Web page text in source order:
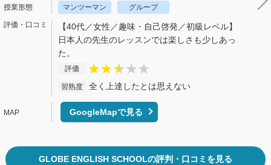
マンツーマン グループ
【40代／女性／趣味・自己啓発／初級レベル】
日本人の先生のレッスンでは楽しさも少しあっ
た。
評価
習熟度 全く上達したとは思えない
GoogleMapで見る
GLOBE ENGLISH SCHOOLの評判・口コミを見る